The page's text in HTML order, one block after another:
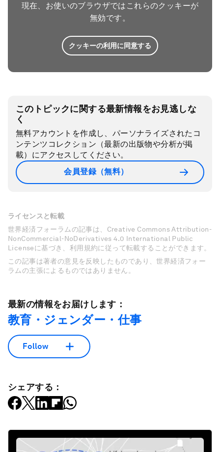
現在、お使いのブラウザではこれらのクッキーが
無効です。
クッキーの利用に同意する
このトピックに関する最新情報をお見逃しな
く
無料アカウントを作成し、パーソナライズされたコ
ンテンツコレクション（最新の出版物や分析が掲
載）にアクセスしてください。
会員登録（無料）
ライセンスと転載
世界経済フォーラムの記事は、Creative Commons Attribution-
NonCommercial-NoDerivatives 4.0 International Public
Licenseに基づき、利用規約に従って転載することができます。
この記事は著者の意見を反映したものであり、世界経済フォー
ラムの主張によるものではありません。
最新の情報をお届けします：
教育・ジェンダー・仕事
Follow
シェアする：